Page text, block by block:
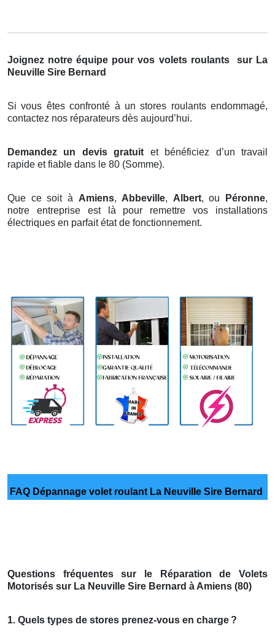
Joignez notre équipe pour vos volets roulants
sur La
Neuville Sire Bernard
Si vous êtes confronté à un stores roulants endommagé,
contactez nos réparateurs dès aujourd’hui.
Demandez un devis gratuit et bénéficiez d’un travail
rapide et fiable dans le 80 (Somme).
Que ce soit à Amiens, Abbeville, Albert, ou Péronne,
notre entreprise est là pour remettre vos installations
électriques en parfait état de fonctionnement.
FAQ Dépannage volet roulant La Neuville Sire Bernard
Questions fréquentes sur le Réparation de Volets
Motorisés sur La Neuville Sire Bernard à Amiens (80)
1. Quels types de stores prenez-vous en charge ?